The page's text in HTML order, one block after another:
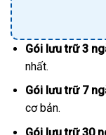
Gói lưu trữ 3
nhất.
Gói lưu trữ 7
cơ bản.